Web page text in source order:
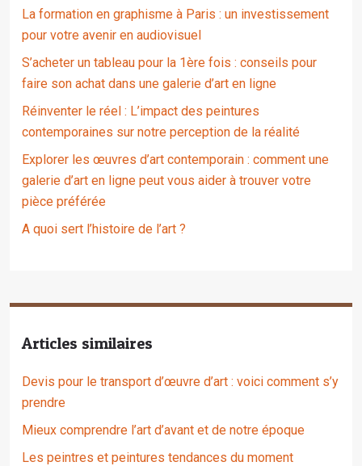
La formation en graphisme à Paris : un investissement
pour votre avenir en audiovisuel
S’acheter un tableau pour la 1ère fois : conseils pour
faire son achat dans une galerie d’art en ligne
Réinventer le réel : L’impact des peintures
contemporaines sur notre perception de la réalité
Explorer les œuvres d’art contemporain : comment une
galerie d’art en ligne peut vous aider à trouver votre
pièce préférée
A quoi sert l’histoire de l’art ?
Articles similaires
Devis pour le transport d’œuvre d’art : voici comment s’y
prendre
Mieux comprendre l’art d’avant et de notre époque
Les peintres et peintures tendances du moment